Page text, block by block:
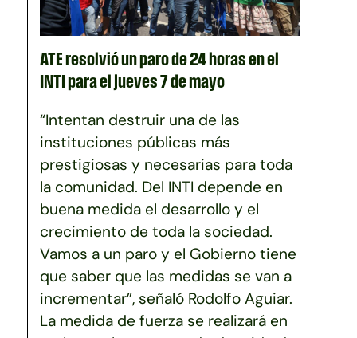
ATE resolvió un paro de 24 horas en el
INTI para el jueves 7 de mayo
“Intentan destruir una de las
instituciones públicas más
prestigiosas y necesarias para toda
la comunidad. Del INTI depende en
buena medida el desarrollo y el
crecimiento de toda la sociedad.
Vamos a un paro y el Gobierno tiene
que saber que las medidas se van a
incrementar”, señaló Rodolfo Aguiar.
La medida de fuerza se realizará en